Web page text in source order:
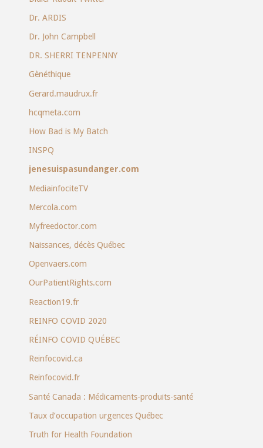
Dr. ARDIS
Dr. John Campbell
DR. SHERRI TENPENNY
Gènéthique
Gerard.maudrux.fr
hcqmeta.com
How Bad is My Batch
INSPQ
jenesuispasundanger.com
MediainfociteTV
Mercola.com
Myfreedoctor.com
Naissances, décès Québec
Openvaers.com
OurPatientRights.com
Reaction19.fr
REINFO COVID 2020
RÉINFO COVID QUÉBEC
Reinfocovid.ca
Reinfocovid.fr
Santé Canada : Médicaments-produits-santé
Taux d’occupation urgences Québec
Truth for Health Foundation